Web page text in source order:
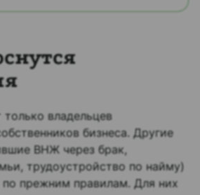
только владельцев
бизнеса. Другие
ВНЖ через брак,
трудоустройство по найму)
прежним правилам. Для них